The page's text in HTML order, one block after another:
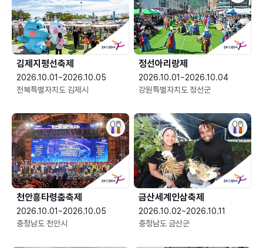
김제지평선축제
2026.10.01~2026.10.05
전북특별자치도 김제시
정선아리랑제
2026.10.01~2026.10.04
강원특별자치도 정선군
천안흥타령춤축제
2026.10.01~2026.10.05
충청남도 천안시
금산세계인삼축제
2026.10.02~2026.10.11
충청남도 금산군